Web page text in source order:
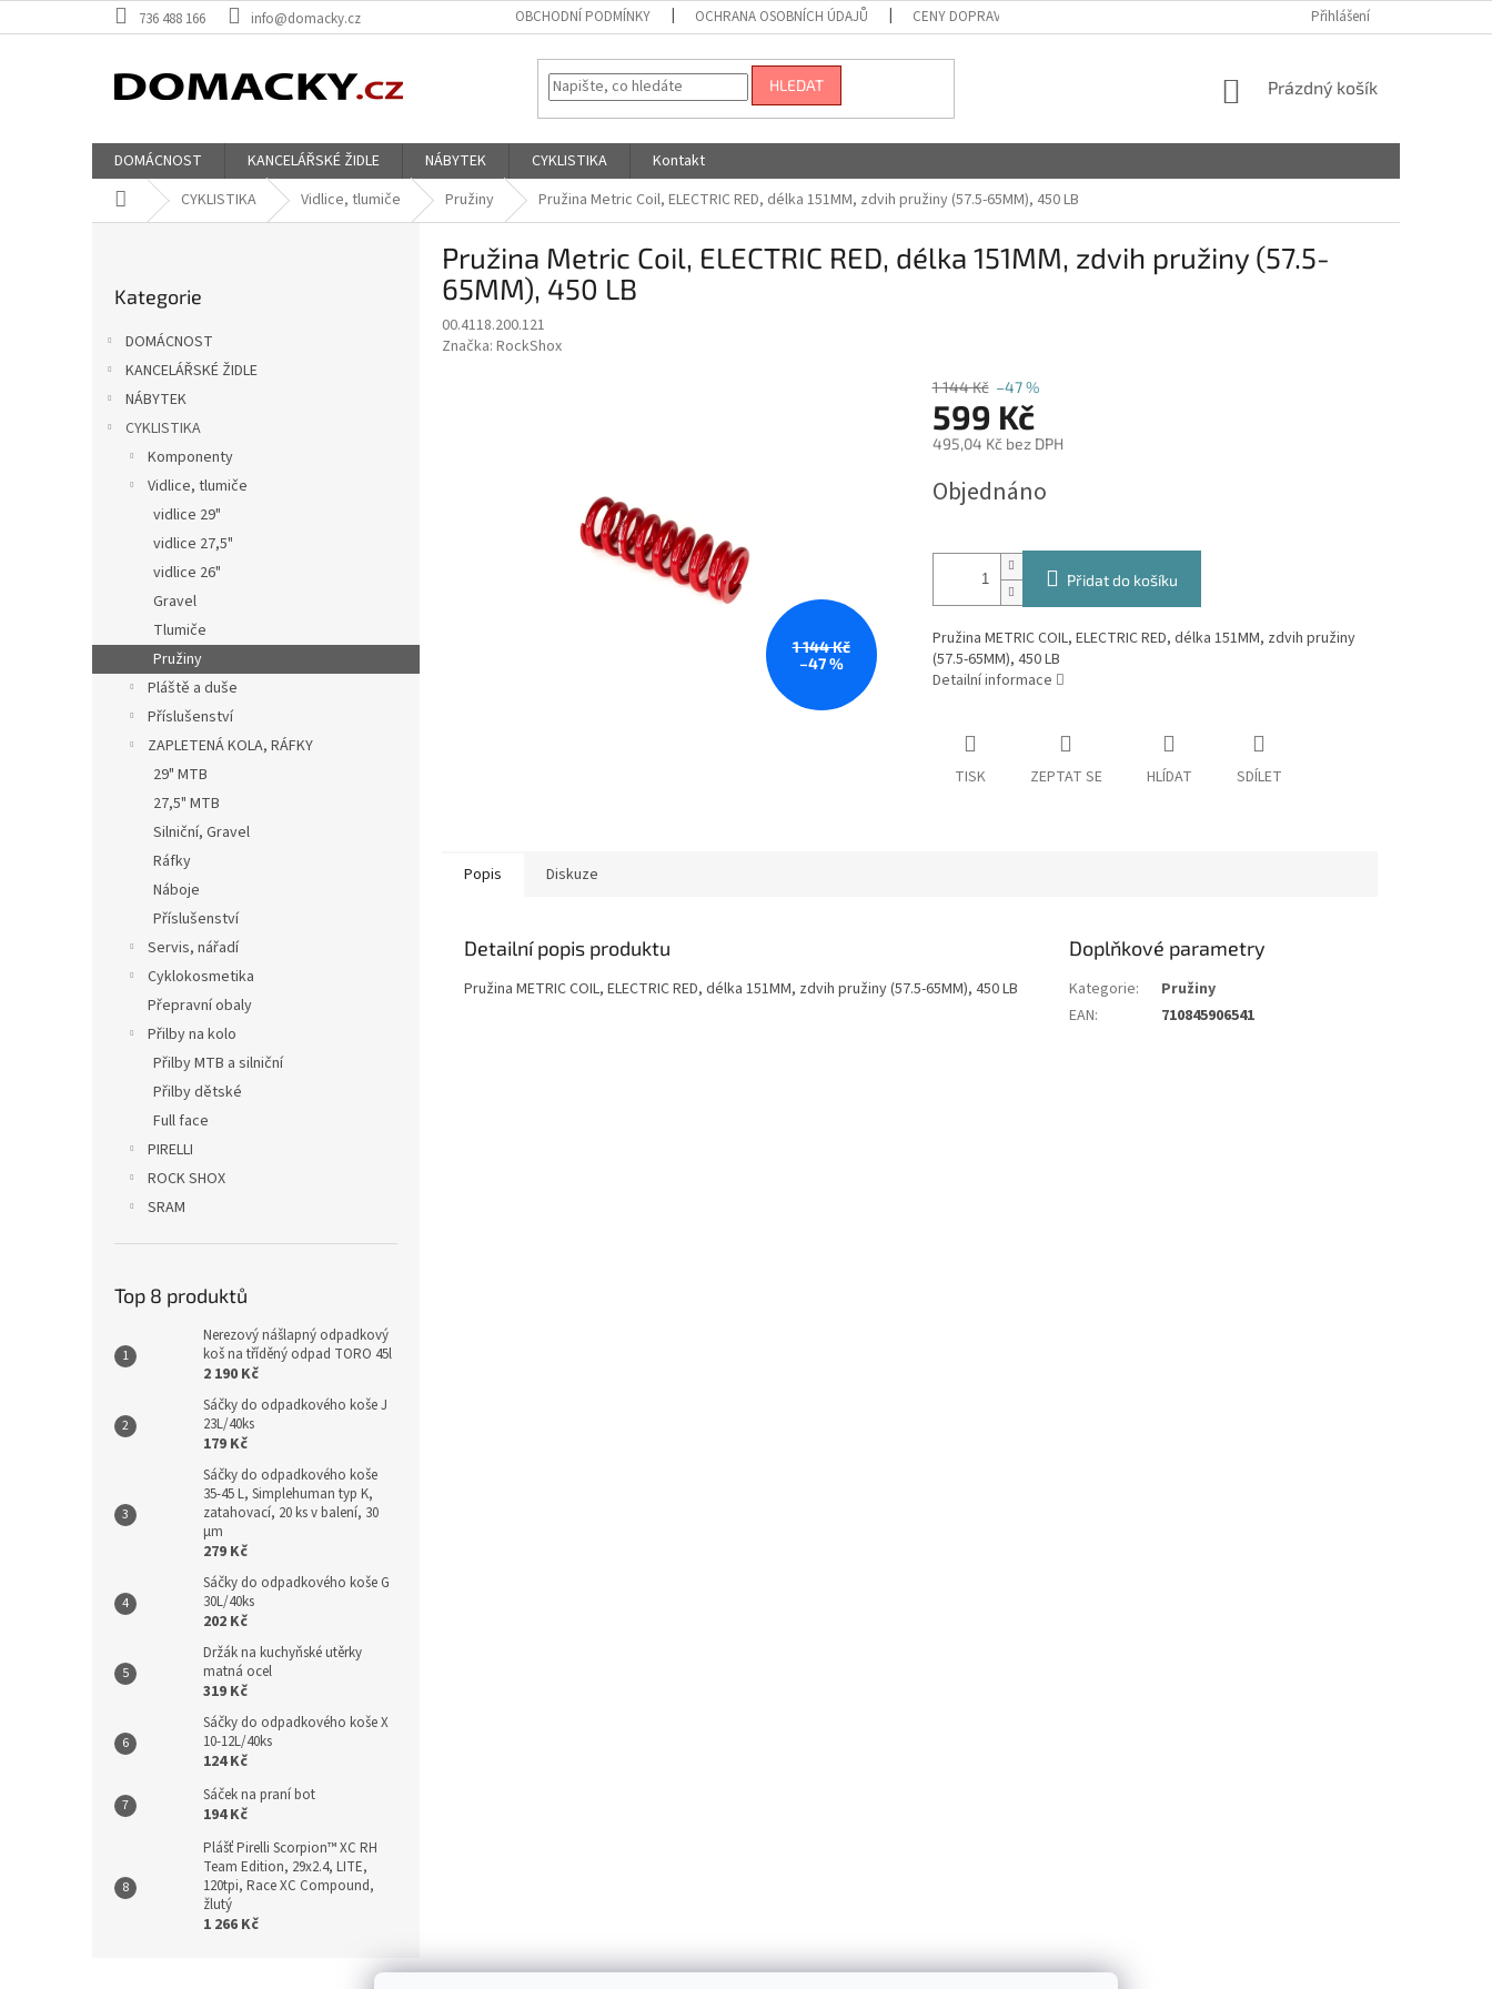
na
736 488 166 info@domacky.cz OBCHODNÍ PODMÍNKY OCHRANA OSOBNÍCH ÚDAJŮ CENY DOPRAVY Přihlášení
HLEDAT
NÁKUPNÍ
Prázdný košík
DOMÁCNOST KANCELÁŘSKÉ ŽIDLE NÁBYTEK CYKLISTIKA
Kontakt
Domů CYKLISTIKA Vidlice, tlumiče Pružiny Pružina Metric Coil, ELECTRIC RED, délka 151MM, zdvih pružiny (57.5-65MM), 450 LB
kategorie
Kategorie
DOMÁCNOST
KANCELÁŘSKÉ ŽIDLE
NÁBYTEK
CYKLISTIKA
Komponenty
Vidlice, tlumiče
vidlice 29"
vidlice 27,5"
vidlice 26"
Gravel
Tlumiče
Pružiny
Pláště a duše
Příslušenství
ZAPLETENÁ KOLA, RÁFKY
29" MTB
27,5" MTB
Silniční, Gravel
Ráfky
Náboje
Příslušenství
Servis, nářadí
Cyklokosmetika
Přepravní obaly
Přilby na kolo
Přilby MTB a silniční
Přilby dětské
Full face
PIRELLI
ROCK SHOX
SRAM
Top 8 produktů
Nerezový nášlapný odpadkový
koš na tříděný odpad TORO 45l
2 190 Kč
Sáčky do odpadkového koše J
23L/40ks
179 Kč
Sáčky do odpadkového koše
35-45 L, Simplehuman typ K,
zatahovací, 20 ks v balení, 30
µm
279 Kč
Sáčky do odpadkového koše G
30L/40ks
202 Kč
Držák na kuchyňské utěrky
matná ocel
319 Kč
Sáčky do odpadkového koše X
10-12L/40ks
124 Kč
Sáček na praní bot
194 Kč
Plášť Pirelli Scorpion™ XC RH
Team Edition, 29x2.4, LITE,
120tpi, Race XC Compound,
žlutý
1 266 Kč
Pružina Metric Coil, ELECTRIC RED, délka 151MM, zdvih pružiny (57.5-
65MM), 450 LB
00.4118.200.121
Značka: RockShox
1 144 Kč
–47 %
1 144 Kč –47 %
599 Kč
495,04 Kč bez DPH
cena:
Objednáno
Přidat do košíku
Pružina METRIC COIL, ELECTRIC RED, délka 151MM, zdvih pružiny
(57.5-65MM), 450 LB
Detailní informace
TISK ZEPTAT SE HLÍDAT SDÍLET
Popis Diskuze
Detailní popis produktu
Pružina METRIC COIL, ELECTRIC RED, délka 151MM, zdvih pružiny (57.5-65MM), 450 LB
Doplňkové parametry
Kategorie:
Pružiny
EAN: 710845906541